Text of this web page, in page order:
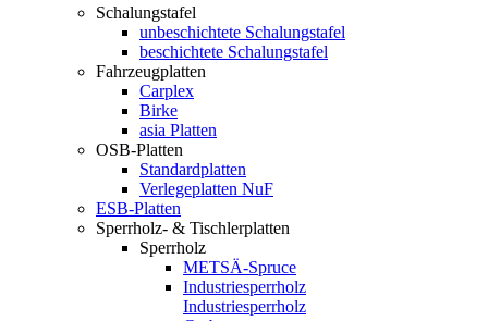
Schalungstafel
unbeschichtete Schalungstafel
beschichtete Schalungstafel
Fahrzeugplatten
Carplex
Birke
asia Platten
OSB-Platten
Standardplatten
Verlegeplatten NuF
ESB-Platten
Sperrholz- & Tischlerplatten
Sperrholz
METSÄ-Spruce
Industriesperrholz
Industriesperrholz